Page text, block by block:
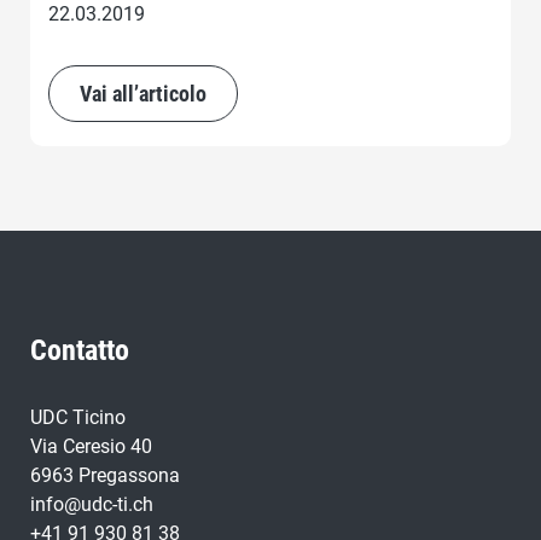
22.03.2019
Vai all’articolo
Contatto
UDC Ticino
Via Ceresio 40
6963 Pregassona
info@udc-ti.ch
+41 91 930 81 38